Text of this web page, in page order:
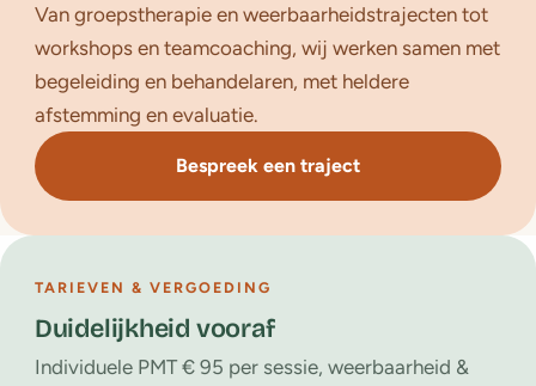
Van groepstherapie en weerbaarheidstrajecten tot
workshops en teamcoaching, wij werken samen met
begeleiding en behandelaren, met heldere
afstemming en evaluatie.
Bespreek een traject
TARIEVEN & VERGOEDING
Duidelijkheid vooraf
Individuele PMT € 95 per sessie, weerbaarheid &